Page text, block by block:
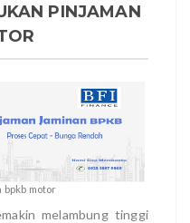
PINJAMAN
bpkb motor
melambung tinggi